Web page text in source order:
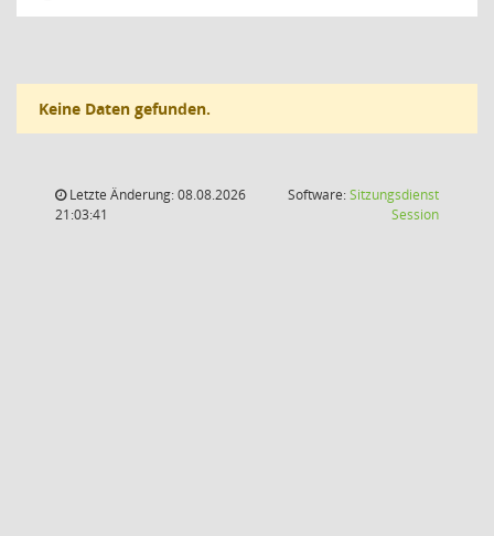
Keine Daten gefunden.
Letzte Änderung: 08.08.2026
21:03:41
Software:Sitzungsdienst
Session(Wird in